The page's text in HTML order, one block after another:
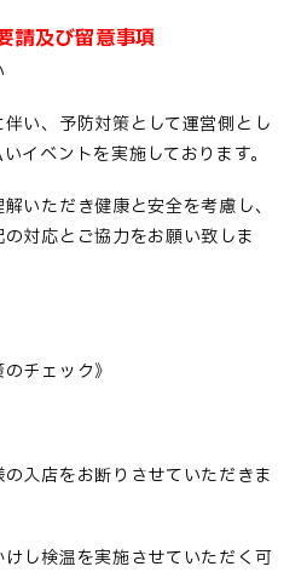
請及び留意事項
い、予防対策として運営側とし
イベントを実施しております。
いただき健康と安全を考慮し、
対応とご協力をお願い致しま
チェック》
入店をお断りさせていただきま
けし検温を実施させていただく可